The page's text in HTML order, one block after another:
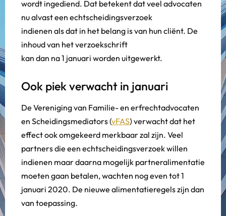
wordt ingediend. Dat betekent dat veel advocaten
nu alvast een echtscheidingsverzoek
indienen als dat in het belang is van hun cliënt. De
inhoud van het verzoekschrift
kan dan na 1 januari worden uitgewerkt.
Ook piek verwacht in januari
De Vereniging van Familie- en erfrechtadvocaten
en Scheidingsmediators (vFAS) verwacht dat het
effect ook omgekeerd merkbaar zal zijn. Veel
partners die een echtscheidingsverzoek willen
indienen maar daarna mogelijk partneralimentatie
moeten gaan betalen, wachten nog even tot 1
januari 2020. De nieuwe alimentatieregels zijn dan
van toepassing.